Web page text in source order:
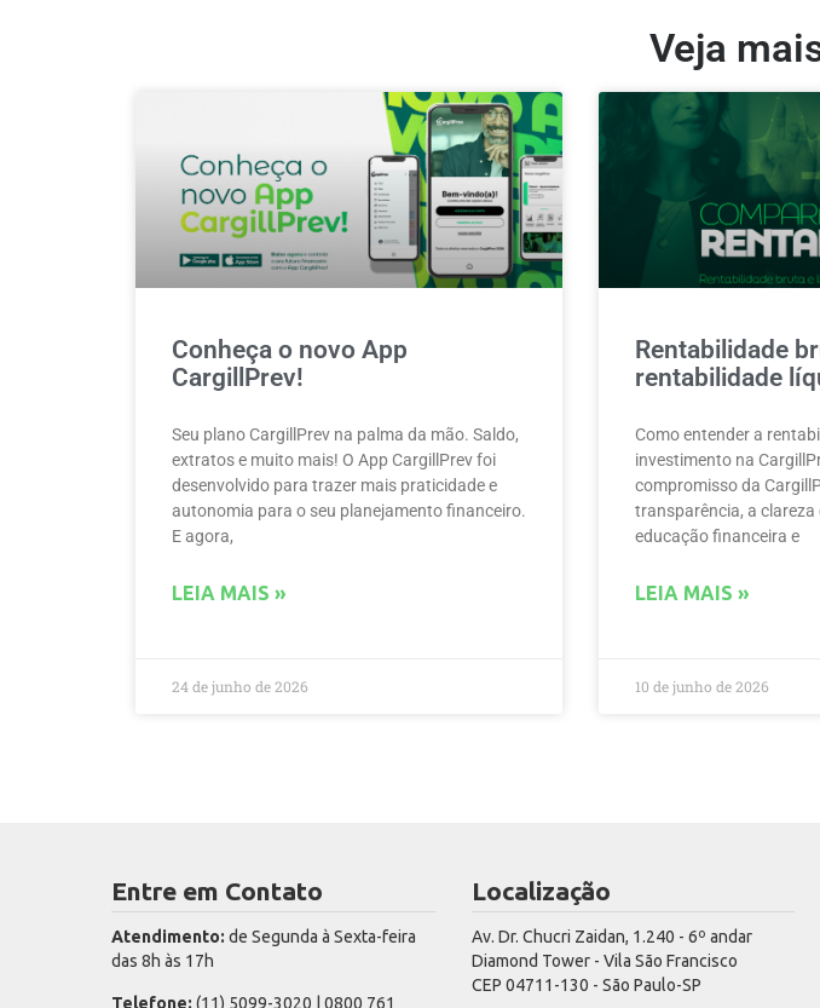
Veja
Conheça o novo App
CargillPrev!
Seu plano CargillPrev na palma da mão. Saldo,
extratos e muito mais! O App CargillPrev foi
desenvolvido para trazer mais praticidade e
autonomia para o seu planejamento financeiro.
E agora,
LEIA MAIS »
24 de junho de 2026
Rentabilidade
rentabilidade
Como entender a
investimento na
compromisso da
transparência, a
educação financeira e
LEIA MAIS »
10 de junho de 2026
Entre em Contato
Atendimento: de Segunda à Sexta-feira
das 8h às 17h
Telefone: (11) 5099-3020 | 0800 761
Localização
Av. Dr. Chucri Zaidan, 1.240 - 6º andar
Diamond Tower - Vila São Francisco
CEP 04711-130 - São Paulo-SP